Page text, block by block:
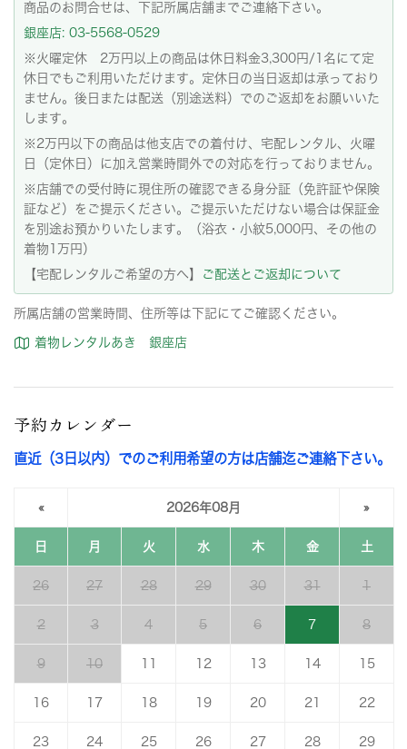
商品のお問合せは、下記所属店舗までご連絡下さい。
銀座店: 03-5568-0529
※火曜定休 2万円以上の商品は休日料金3,300円/1名にて定
休日でもご利用いただけます。定休日の当日返却は承っており
ません。後日または配送（別途送料）でのご返却をお願いいた
します。
※2万円以下の商品は他支店での着付け、宅配レンタル、火曜
日（定休日）に加え営業時間外での対応を行っておりません。
※店舗での受付時に現住所の確認できる身分証（免許証や保険
証など）をご提示ください。ご提示いただけない場合は保証金
を別途お預かりいたします。（浴衣・小紋5,000円、その他の
着物1万円）
【宅配レンタルご希望の方へ】
ご配送とご返却について
所属店舗の営業時間、住所等は下記にてご確認ください。
着物レンタルあき 銀座店
予約カレンダー
直近（3日以内）でのご利用希望の方は店舗迄ご連絡下さい。
« 2026年08月 »
日 月 火 水 木 金 土
26 27 28 29 30 31 1
2 3 4 5 6 7 8
9 10 12 13 14 15
16 17 18 19 20 21 22
23 24 25 26 27 28 29